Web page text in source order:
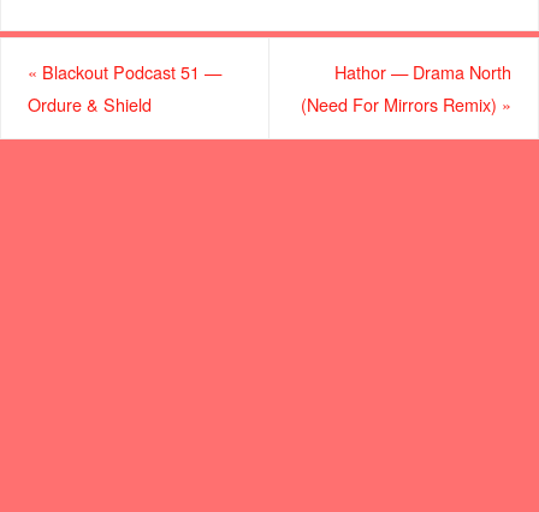
« Blackout Podcast 51 —
Ordure & Shield
Hathor — Drama North
(Need For Mirrors Remix) »